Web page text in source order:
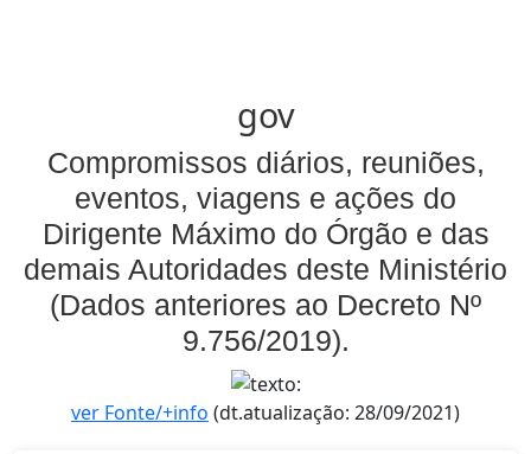
gov
Compromissos diários, reuniões,
eventos, viagens e ações do
Dirigente Máximo do Órgão e das
demais Autoridades deste Ministério
(Dados anteriores ao Decreto Nº
9.756/2019).
ver Fonte/+info (dt.atualização: 28/09/2021)